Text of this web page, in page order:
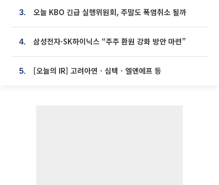
3. 오늘 KBO 긴급 실행위원회, 주말도 폭염취소 될까
4. 삼성전자·SK하이닉스 “주주 환원 강화 방안 마련”
5. [오늘의 IR] 고려아연ㆍ심텍ㆍ엘앤에프 등